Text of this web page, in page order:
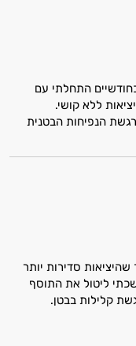
התחלתי עם
ללא קושי.
הנפיחות הבטנית
סדירות יותר
ליטול את התוסף
קלילות בבטן.